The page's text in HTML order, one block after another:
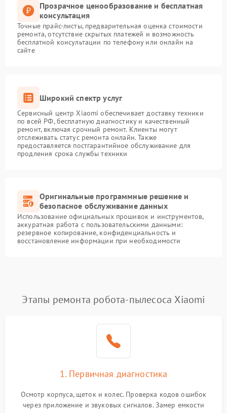
Прозрачное ценообразование и бесплатная
консультация
Точные прайс-листы, предварительная оценка стоимости
ремонта, отсутствие скрытых платежей и возможность
бесплатной консультации по телефону или онлайн на
сайте
Широкий спектр услуг
Сервисный центр Xiaomi обеспечивает доставку техники
по всей РФ, бесплатную диагностику и качественный
ремонт, включая срочный ремонт. Клиенты могут
отслеживать статус ремонта онлайн. Также
предоставляется постгарантийное обслуживание для
продления срока службы техники
Оригинальные программные решение и
безопасное обслуживание данных
Использование официальных прошивок и инструментов,
аккуратная работа с пользовательскими данными:
резервное копирование, конфиденциальность и
восстановление информации при необходимости
Этапы ремонта робота-пылесоса Xiaomi
1. Первичная диагностика
Осмотр корпуса, щеток и колес. Проверка кодов ошибок
через приложение и звуковых сигналов. Замер емкости